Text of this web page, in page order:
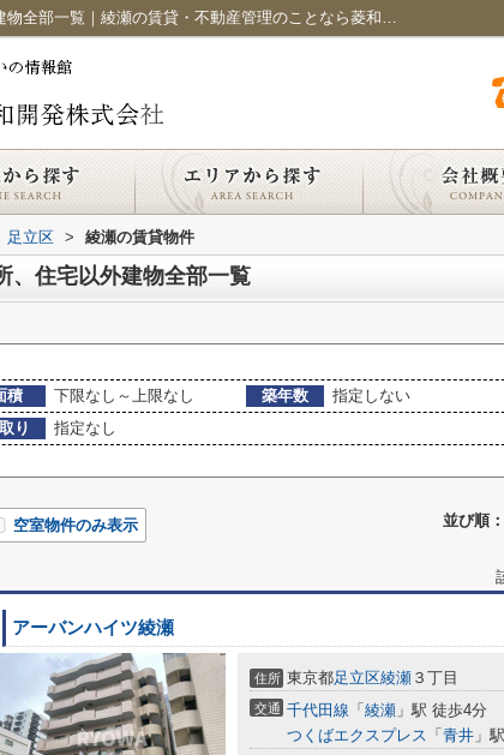
足立区綾瀬の賃貸、店舗、事務所、住宅以外建物全部一覧｜綾瀬の賃貸・不動産管理のことなら菱和開発株式会社におまかせください
足立区 > 綾瀬の賃貸物件
、住宅以外建物全部一覧
積 下限なし～上限なし 築年数
指定しない
り
指定なし
並び順：
空室物件のみ表示
アーバンハイツ綾瀬
住所 東京都足立区綾瀬 ３丁目
交通 千代田線 「 綾瀬 」駅 徒歩4分
つくばエクスプレス 「 青井 」